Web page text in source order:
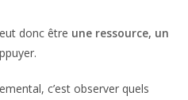
donc être une ressource, un
c’est observer quels